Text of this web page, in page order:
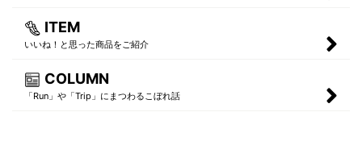
ITEM
いいね！と思った商品をご紹介
COLUMN
「Run」や「Trip」にまつわるこぼれ話